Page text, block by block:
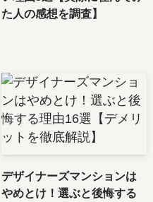
た人の感想を調査】
デザイナーズマンションは
やめとけ！選ぶと後悔する